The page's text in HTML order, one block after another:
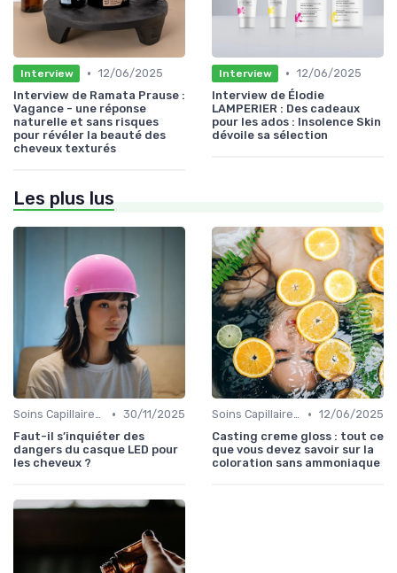
Interview • 12/06/2025
Interview de Ramata Prause :
Vagance - une réponse
naturelle et sans risques
pour révéler la beauté des
cheveux texturés
Interview • 12/06/2025
Interview de Élodie
LAMPERIER : Des cadeaux
pour les ados : Insolence Skin
dévoile sa sélection
Les plus lus
Soins Capillaires Bio • 30/11/2025
Faut-il s’inquiéter des
dangers du casque LED pour
les cheveux ?
Soins Capillaires Bio • 12/06/2025
Casting creme gloss : tout ce
que vous devez savoir sur la
coloration sans ammoniaque